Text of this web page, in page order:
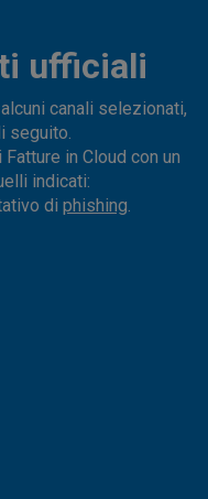
ufficiali
canali selezionati,
seguito.
in Cloud con un
indicati:
di phishing.